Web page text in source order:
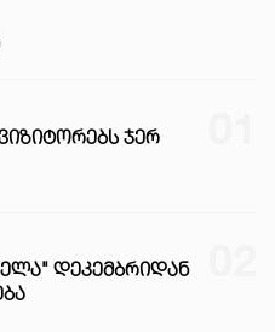
ᲯᲔᲠ
ᲓᲔᲙᲔᲛᲑᲠᲘᲓᲐᲜ